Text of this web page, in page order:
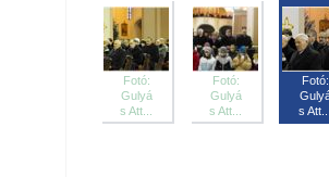
Fotó:
Gulyá
s Att...
Fotó:
Gulyá
s Att...
Fotó:
s